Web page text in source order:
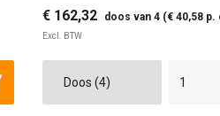
Toevoegen aan winkelwagen
€ 162,32 doos van 4 (€ 40,58 p.
Excl. BTW